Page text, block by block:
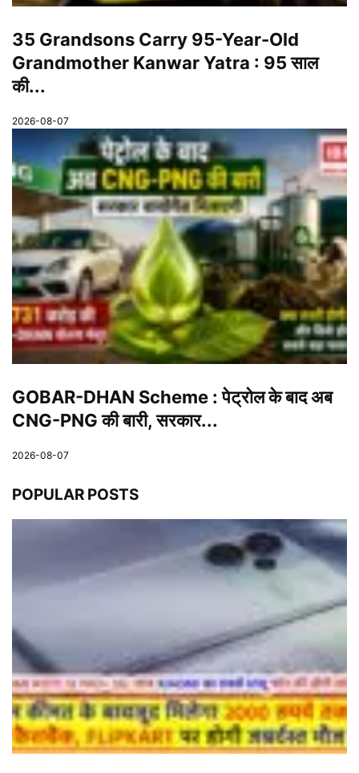
35 Grandsons Carry 95-Year-Old
Grandmother Kanwar Yatra : 95 साल
की...
2026-08-07
GOBAR-DHAN Scheme : पेट्रोल के बाद अब
CNG-PNG की बारी, सरकार...
2026-08-07
POPULAR POSTS